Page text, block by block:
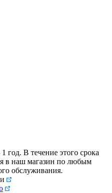
год. В течение этого срока
в наш магазин по любым
обслуживания.